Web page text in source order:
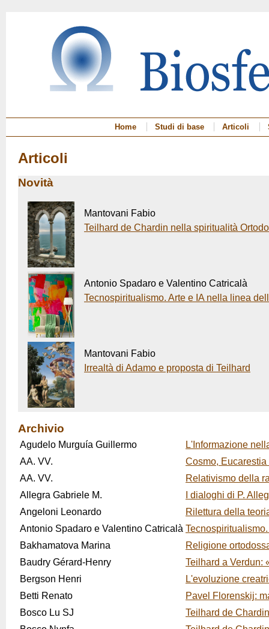
Home Studi di base Articoli
Articoli
Novità
Mantovani Fabio
Teilhard de Chardin nella spiritualità
Antonio Spadaro e Valentino Catricalà
Tecnospiritualismo. Arte e IA nella linea
Mantovani Fabio
Irrealtà di Adamo e proposta di Teilhard
Archivio
Agudelo Murguía Guillermo
L'Informazione
AA. VV.
Cosmo,
AA. VV.
Relativismo della
Allegra Gabriele M.
I dialoghi di P.
Angeloni Leonardo
Rilettura della
Antonio Spadaro e Valentino Catricalà
Bakhamatova Marina
Religione
Baudry Gérard-Henry
Teilhard a Verdun:
Bergson Henri
L'evoluzione
Betti Renato
Pavel Florenskij:
Bosco Lu SJ
Teilhard de